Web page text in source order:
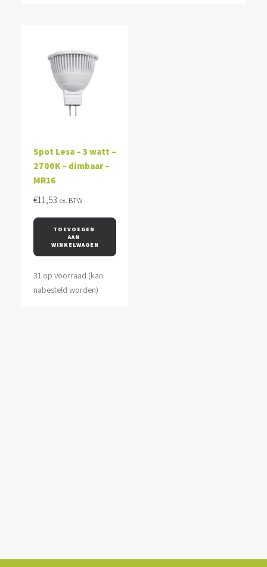
Spot Lesa – 3 watt –
2700K – dimbaar –
MR16
€11,53 ex. BTW
TOEVOEGEN
AAN
WINKELWAGEN
31 op voorraad (kan
nabesteld worden)